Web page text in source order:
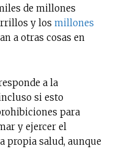
de millones
y los millones
a otras cosas en
a la
si esto
para
y ejercer el
propia salud, aunque